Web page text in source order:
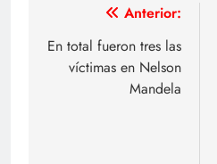
Navegación
de
entradas
Anterior:
En total fueron tres las
víctimas en Nelson
Mandela